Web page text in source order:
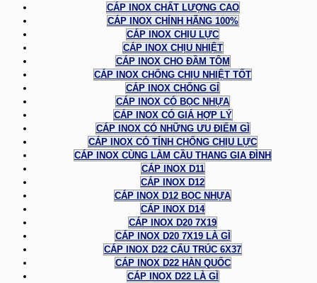
CÁP INOX CHẤT LƯỢNG CAO
CÁP INOX CHÍNH HÃNG 100%
CÁP INOX CHỊU LỰC
CÁP INOX CHỊU NHIỆT
CÁP INOX CHO ĐẦM TÔM
CÁP INOX CHỐNG CHỊU NHIỆT TỐT
CÁP INOX CHỐNG GỈ
CÁP INOX CÓ BỌC NHỰA
CÁP INOX CÓ GIÁ HỢP LÝ
CÁP INOX CÓ NHỮNG ƯU ĐIỂM GÌ
CÁP INOX CÓ TÍNH CHỐNG CHỊU LỰC
CÁP INOX CÙNG LÀM CẦU THANG GIA ĐÌNH
CÁP INOX D11
CÁP INOX D12
CÁP INOX D12 BỌC NHỰA
CÁP INOX D14
CÁP INOX D20 7X19
CÁP INOX D20 7X19 LÀ GÌ
CÁP INOX D22 CẤU TRÚC 6X37
CÁP INOX D22 HÀN QUỐC
CÁP INOX D22 LÀ GÌ